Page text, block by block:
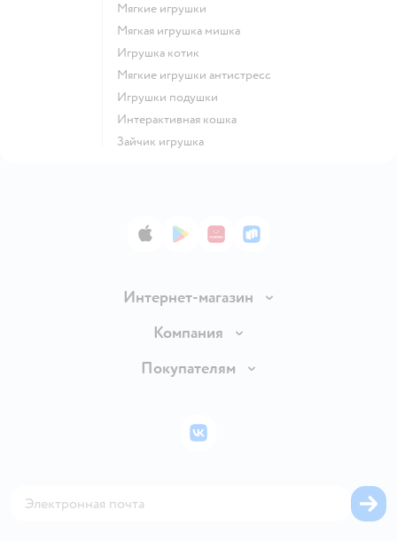
Мягкие игрушки
Мягкая игрушка мишка
Игрушка котик
Мягкие игрушки антистресс
Игрушки подушки
Интерактивная кошка
Зайчик игрушка
App StoreGoogle Play
AppGallery
RuStore
Интернет-магазин
Доставка и оплата
Правила продажи
Политика использования файлов cookie
Компания
Вакансии
Покупателям
Бонусные карты
ВКонтакте